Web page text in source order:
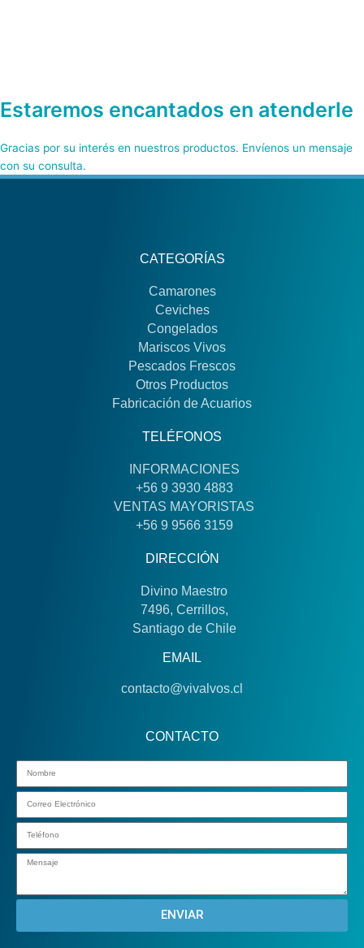
premium bootstrap themes
Estaremos encantados en atenderle
Gracias por su interés en nuestros productos. Envíenos un mensaje
con su consulta.
CATEGORÍAS
Camarones
Ceviches
Congelados
Mariscos Vivos
Pescados Frescos
Otros Productos
Fabricación de Acuarios
TELÉFONOS
INFORMACIONES
+56 9 3930 4883
VENTAS MAYORISTAS
+56 9 9566 3159
DIRECCIÓN
Divino Maestro
7496, Cerrillos,
Santiago de Chile
EMAIL
contacto@vivalvos.cl
CONTACTO
Email
ENVIAR